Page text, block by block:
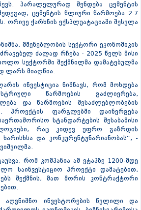
პარალელურად შენდება ცემენტის
ცემენტის წლიური წარმოება 2.7
ორივე ქარხნის ექსპლუატაციაში შესვლა
მშენებლობის სექტორი ეკონომიკის
ძალად რჩება - 2025 წელს მისი
სექტორში შექმნილმა დამატებულმა
ლარს მიაღწია.
ინვესტიცია ნიშნავს, რომ მოხდება
წარმოების გაძლიერება,
და წარმოების შესაძლებლობების
პროექტის ფარგლებში დაინერგება
სტანდარტების შესაბამისი
რაც კიდევ უფრო გაზრდის
და კონკურენტუნარიანობას“, -
რომ კომპანია ამ ეტაპზე 1200-მდე
საინვესტიციო პროექტი დამატებით,
შექმნის, მათ შორის კონტრაქტორი
აღვნიშნო ინვესტორების წვლილი და